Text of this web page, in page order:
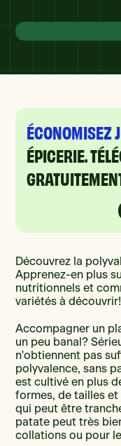
ÉCONOMISEZ
ÉPICERIE.
Découvrez la
Apprenez-en plus
nutritionnels et
variétés à découvrir!
Accompagner un
un peu banal?
n'obtiennent pas
polyvalence, sans
est cultivé en plus
formes, de tailles et
qui peut être
patate peut très
collations ou pour